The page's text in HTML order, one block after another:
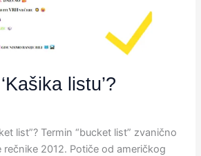
listu’?
list”? Termin “bucket list” zvanično
rečnike 2012. Potiče od američkog